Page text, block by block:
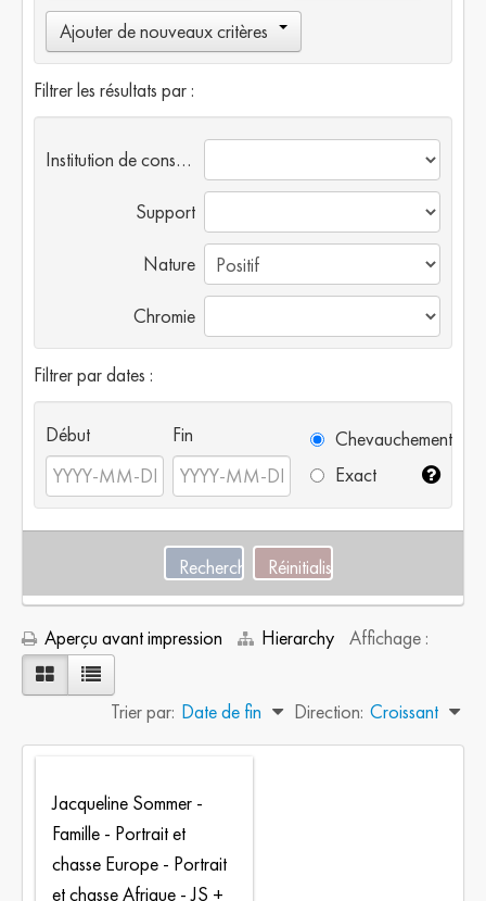
Ajouter de nouveaux critères
Filtrer les résultats par :
Institution de conservation
Support
Nature
Chromie
Filtrer par dates :
Début Fin
Chevauchement
Exact
Aperçu avant impression Hierarchy Affichage :
Trier par: Date de fin Direction: Croissant
Jacqueline Sommer -
Famille - Portrait et
chasse Europe - Portrait
et chasse Afrique - JS +